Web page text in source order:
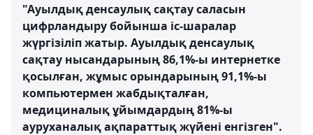
"Ауылдық денсаулық сақтау саласын
цифрландыру бойынша іс-шаралар
жүргізіліп жатыр. Ауылдық денсаулық
сақтау нысандарының 86,1%-ы интернетке
қосылған, жұмыс орындарының 91,1%-ы
компьютермен жабдықталған,
медициналық ұйымдардың 81%-ы
ауруханалық ақпараттық жүйені енгізген".